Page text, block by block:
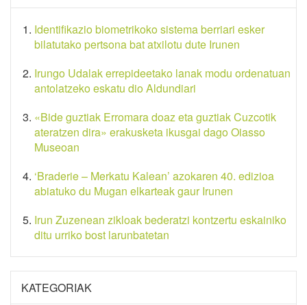
Identifikazio biometrikoko sistema berriari esker
bilatutako pertsona bat atxilotu dute Irunen
Irungo Udalak errepideetako lanak modu ordenatuan
antolatzeko eskatu dio Aldundiari
«Bide guztiak Erromara doaz eta guztiak Cuzcotik
ateratzen dira» erakusketa ikusgai dago Oiasso
Museoan
‘Braderie – Merkatu Kalean’ azokaren 40. edizioa
abiatuko du Mugan elkarteak gaur Irunen
Irun Zuzenean zikloak bederatzi kontzertu eskainiko
ditu urriko bost larunbatetan
KATEGORIAK